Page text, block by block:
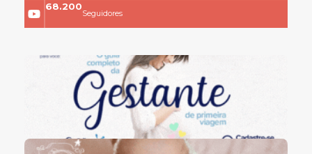
68.200
Seguidores